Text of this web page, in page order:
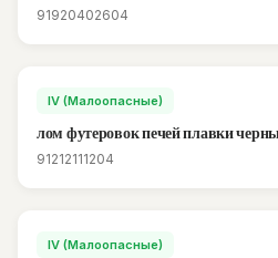
91920402604
IV (Малоопасные)
лом футеровок печей плавки
91212111204
IV (Малоопасные)